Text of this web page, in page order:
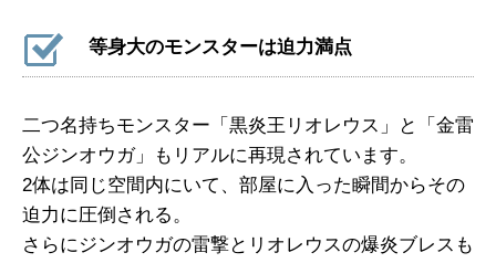
等身大のモンスターは迫力満点
二つ名持ちモンスター「黒炎王リオレウス」と「金雷
公ジンオウガ」もリアルに再現されています。
2体は同じ空間内にいて、部屋に入った瞬間からその
迫力に圧倒される。
さらにジンオウガの雷撃とリオレウスの爆炎ブレスも